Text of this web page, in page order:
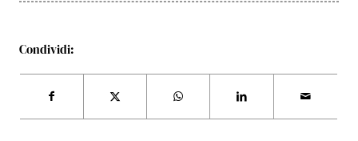
Condividi: